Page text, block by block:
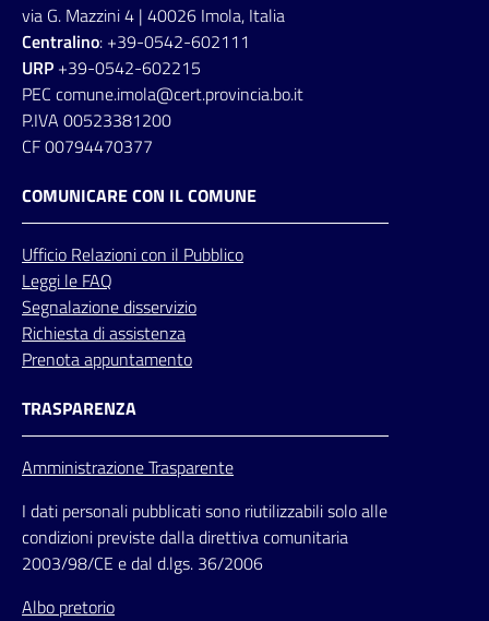
via G. Mazzini 4 | 40026 Imola, Italia
Centralino: +39-0542-602111
URP +39-0542-602215
PEC comune.imola@cert.provincia.bo.it
P.IVA 00523381200
CF 00794470377
COMUNICARE CON IL COMUNE
Ufficio Relazionicon il Pubblico
Leggi le FAQ
Segnalazione disservizio
Richiesta di assistenza
Prenota appuntamento
TRASPARENZA
Amministrazione Trasparente
I dati personali pubblicati sono riutilizzabili solo alle
condizioni previste dalla direttiva comunitaria
2003/98/CE e dal d.lgs. 36/2006
Albo pretorio